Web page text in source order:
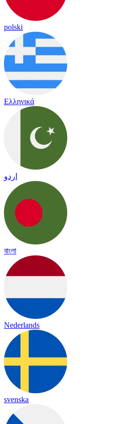
polski
Ελληνικά
اردو
বাংলা
Nederlands
svenska